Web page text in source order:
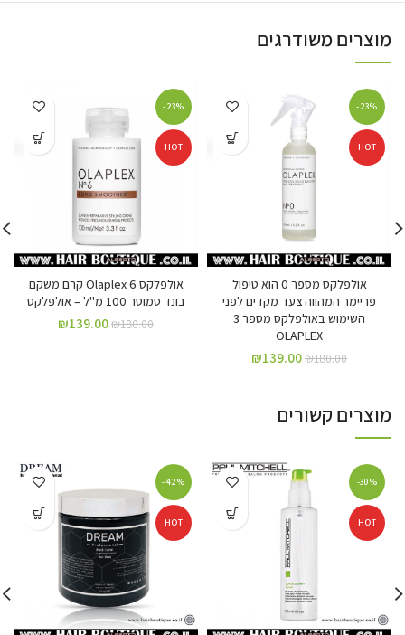
מוצרים משודרגים
-23%
HOT
אולפלקס מספר 0 הוא טיפול
פריימר המהווה צעד מקדים לפני
השימוש באולפלקס מספר 3
OLAPLEX
₪180.00
₪139.00
-23%
HOT
אולפלקס 6 Olaplex קרם משקם
בונד סמוטר 100 מ"ל – אולפלקס
₪180.00
₪139.00
מוצרים קשורים
-30%
HOT
-42%
HOT